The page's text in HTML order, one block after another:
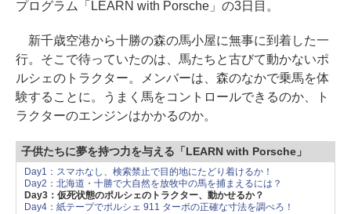
プログラム「LEARN with Porsche」の3日目。
新千歳空港から十勝の森の馬小屋に無事に到着した一
行。そこで待っていたのは、馬たちと古びて動かないポ
ルシェのトラクター。メンバーは、森のなかで乗馬を体
験することに。うまく馬をコントロールできるのか、ト
ラクターのエンジンはかかるのか。
子供たちに夢を持つ力を与える「LEARN with Porsche」
Day1：スマホなし、検索禁止で目的地にたどり着けるか！
Day2：北海道・十勝で大自然を放牧中の馬を捕まえるには？
Day3：仮死状態のポルシェのトラクター、動かせるか？
Day4：紙テープでポルシェ 911 ターボの正確な寸法を調べろ！